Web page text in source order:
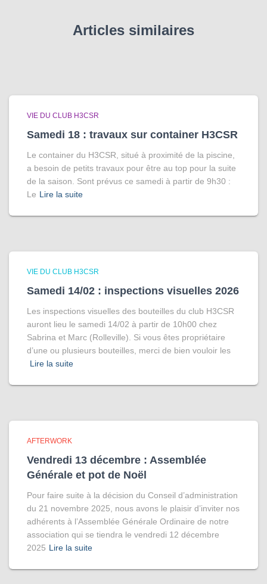
Articles similaires
VIE DU CLUB H3CSR
Samedi 18 : travaux sur container H3CSR
Le container du H3CSR, situé à proximité de la piscine,
a besoin de petits travaux pour être au top pour la suite
de la saison. Sont prévus ce samedi à partir de 9h30 :
Le Lire la suite
VIE DU CLUB H3CSR
Samedi 14/02 : inspections visuelles 2026
Les inspections visuelles des bouteilles du club H3CSR
auront lieu le samedi 14/02 à partir de 10h00 chez
Sabrina et Marc (Rolleville). Si vous êtes propriétaire
d’une ou plusieurs bouteilles, merci de bien vouloir les
Lire la suite
AFTERWORK
Vendredi 13 décembre : Assemblée
Générale et pot de Noël
Pour faire suite à la décision du Conseil d’administration
du 21 novembre 2025, nous avons le plaisir d’inviter nos
adhérents à l’Assemblée Générale Ordinaire de notre
association qui se tiendra le vendredi 12 décembre
2025 Lire la suite